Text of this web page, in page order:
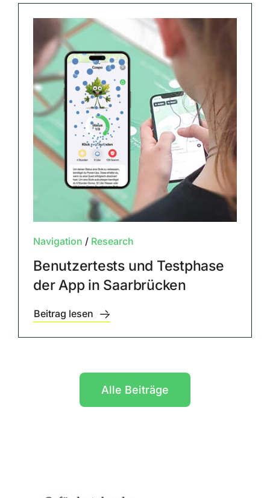
Navigation / Research
Benutzertests und Testphase
der App in Saarbrücken
Beitrag lesen
Alle Beiträge